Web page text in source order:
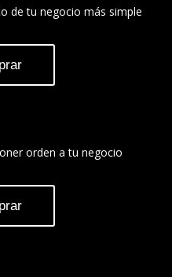
de tu negocio más simple
orden a tu negocio